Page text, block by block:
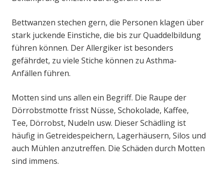
Bettwanzen stechen gern, die Personen klagen über
stark juckende Einstiche, die bis zur Quaddelbildung
führen können. Der Allergiker ist besonders
gefährdet, zu viele Stiche können zu Asthma-
Anfällen führen.
Motten sind uns allen ein Begriff. Die Raupe der
Dörrobstmotte frisst Nüsse, Schokolade, Kaffee,
Tee, Dörrobst, Nudeln usw. Dieser Schädling ist
häufig in Getreidespeichern, Lagerhäusern, Silos und
auch Mühlen anzutreffen. Die Schäden durch Motten
sind immens.